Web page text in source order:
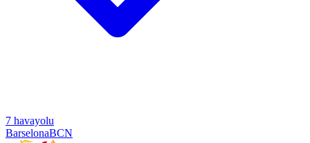
7 havayolu
BarselonaBCN